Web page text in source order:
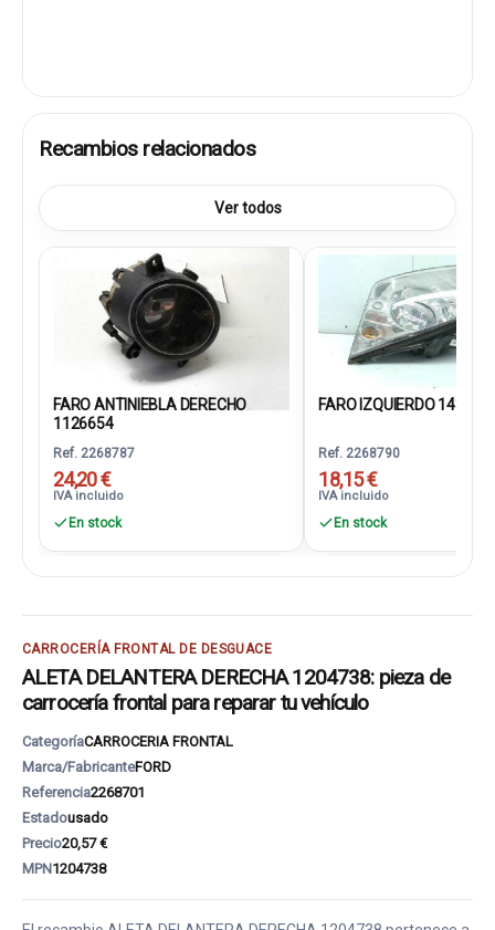
Recambios relacionados
Ver todos
FARO ANTINIEBLA DERECHO
1126654
Ref. 2268787
24,20 €
IVA incluido
En stock
FARO IZQUIERDO
Ref. 2268790
18,15 €
IVA incluido
En stock
CARROCERÍA FRONTAL DE DESGUACE
ALETA DELANTERA DERECHA 1204738: pieza de
carrocería frontal para reparar tu vehículo
CategoríaCARROCERIA FRONTAL
Marca/FabricanteFORD
Referencia2268701
Estadousado
Precio20,57 €
MPN1204738